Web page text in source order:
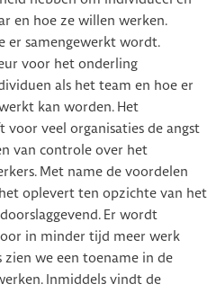
en hoe ze willen werken.
er samengewerkt wordt.
voor het onderling
als het team en hoe er
kan worden. Het
veel organisaties de angst
van controle over het
Met name de voordelen
oplevert ten opzichte van het
Er wordt
in minder tijd meer werk
we een toename in de
Inmiddels vindt de